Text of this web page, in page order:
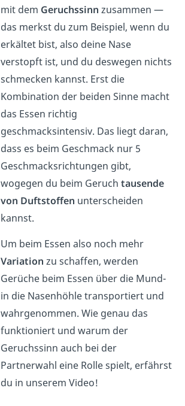
mit dem Geruchssinn zusammen —
das merkst du zum Beispiel, wenn du
erkältet bist, also deine Nase
verstopft ist, und du deswegen nichts
schmecken kannst. Erst die
Kombination der beiden Sinne macht
das Essen richtig
geschmacksintensiv. Das liegt daran,
dass es beim Geschmack nur 5
Geschmacksrichtungen gibt,
wogegen du beim Geruch tausende
von Duftstoffen unterscheiden
kannst.
Um beim Essen also noch mehr
Variation zu schaffen, werden
Gerüche beim Essen über die Mund-
in die Nasenhöhle transportiert und
wahrgenommen. Wie genau das
funktioniert und warum der
Geruchssinn auch bei der
Partnerwahl eine Rolle spielt, erfährst
du in unserem Video!